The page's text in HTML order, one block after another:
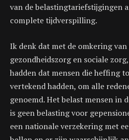
van de belastingtariefstijgingen
complete tijdverspilling.
Ik denk dat met de omkering
gezondheidszorg en sociale
hadden dat mensen die heffing
vertekend hadden, om alle
genoemd. Het belast mensen in
is geen belasting voor
een nationale verzekering met